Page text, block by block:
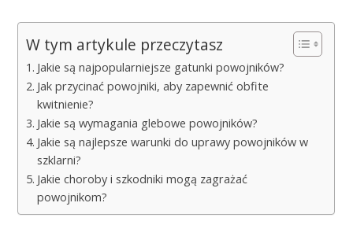
W tym artykule przeczytasz
Jakie są najpopularniejsze gatunki powojników?
Jak przycinać powojniki, aby zapewnić obfite
kwitnienie?
Jakie są wymagania glebowe powojników?
Jakie są najlepsze warunki do uprawy powojników w
szklarni?
Jakie choroby i szkodniki mogą zagrażać
powojnikom?